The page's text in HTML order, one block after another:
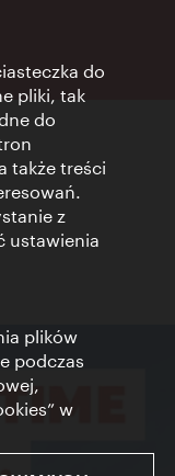
do
pliki, tak
do
także treści
z
ustawienia
plików
podczas
w